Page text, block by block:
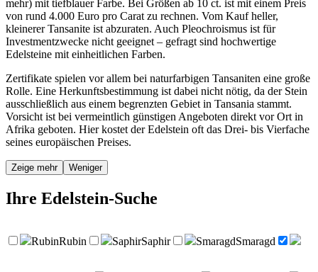
mehr) mit tiefblauer Farbe. Bei Größen ab 10 ct. ist mit einem Preis
von rund 4.000 Euro pro Carat zu rechnen. Vom Kauf heller,
kleinerer Tansanite ist abzuraten. Auch Pleochroismus ist für
Investmentzwecke nicht geeignet – gefragt sind hochwertige
Edelsteine mit einheitlichen Farben.
Zertifikate spielen vor allem bei naturfarbigen Tansaniten eine große
Rolle. Eine Herkunftsbestimmung ist dabei nicht nötig, da der Stein
ausschließlich aus einem begrenzten Gebiet in Tansania stammt.
Vorsicht ist bei vermeintlich günstigen Angeboten direkt vor Ort in
Afrika geboten. Hier kostet der Edelstein oft das Drei- bis Vierfache
seines europäischen Preises.
Zeige mehr Weniger
Ihre Edelstein-Suche
RubinRubin SaphirSaphir SmaragdSmaragd